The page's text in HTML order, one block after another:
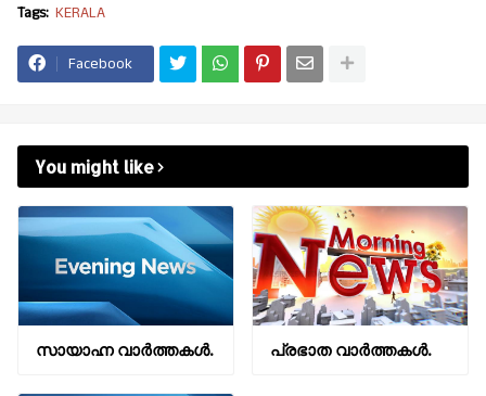
Tags: KERALA
Facebook
You might like
സായാഹ്ന വാര്‍ത്തകള്‍. പ്രഭാത വാർത്തകൾ.